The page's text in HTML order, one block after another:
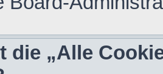
die „Alle